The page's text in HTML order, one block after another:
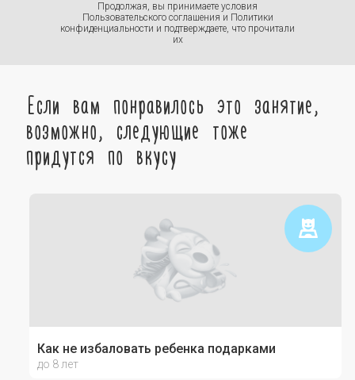
Продолжая, вы принимаете условия
Пользовательского соглашения и Политики
конфиденциальности и подтверждаете, что прочитали
их
Если вам понравилось это занятие,
возможно, следующие тоже
придутся по вкусу
Как не избаловать ребенка подарками
до 8 лет